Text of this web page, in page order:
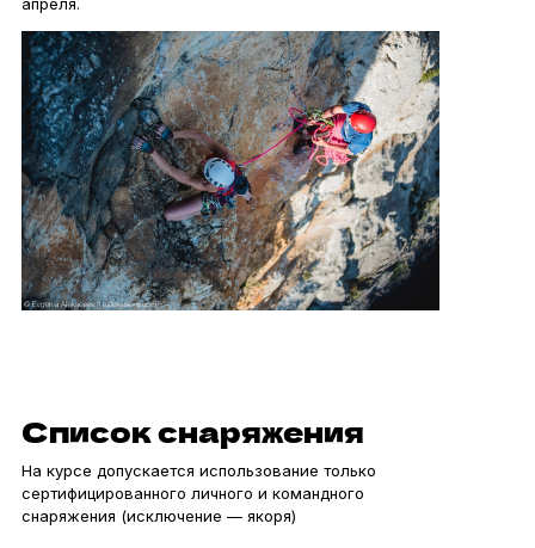
апреля.
Список снаряжения
На курсе допускается использование только
сертифицированного личного и командного
снаряжения (исключение — якоря)